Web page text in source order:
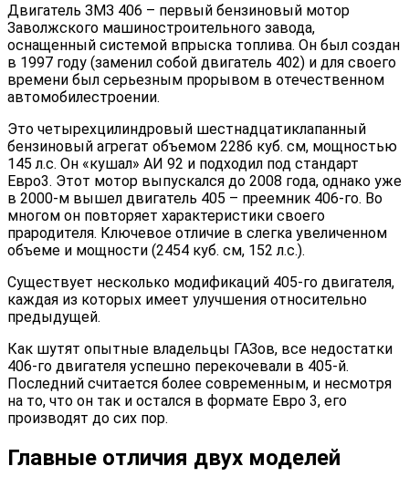
Двигатель ЗМЗ 406 – первый бензиновый мотор
Заволжского машиностроительного завода,
оснащенный системой впрыска топлива. Он был создан
в 1997 году (заменил собой двигатель 402) и для своего
времени был серьезным прорывом в отечественном
автомобилестроении.
Это четырехцилиндровый шестнадцатиклапанный
бензиновый агрегат объемом 2286 куб. см, мощностью
145 л.с. Он «кушал» АИ 92 и подходил под стандарт
Евро3. Этот мотор выпускался до 2008 года, однако уже
в 2000-м вышел двигатель 405 – преемник 406-го. Во
многом он повторяет характеристики своего
прародителя. Ключевое отличие в слегка увеличенном
объеме и мощности (2454 куб. см, 152 л.с.).
Существует несколько модификаций 405-го двигателя,
каждая из которых имеет улучшения относительно
предыдущей.
Как шутят опытные владельцы ГАЗов, все недостатки
406-го двигателя успешно перекочевали в 405-й.
Последний считается более современным, и несмотря
на то, что он так и остался в формате Евро 3, его
производят до сих пор.
Главные отличия двух моделей